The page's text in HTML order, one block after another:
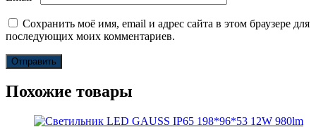
Сохранить моё имя, email и адрес сайта в этом браузере для
последующих моих комментариев.
Похожие товары